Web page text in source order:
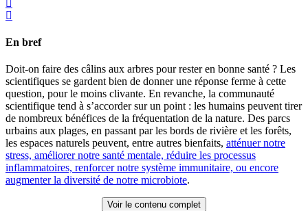
En bref
Doit-on faire des câlins aux arbres pour rester en bonne santé ? Les
scientifiques se gardent bien de donner une réponse ferme à cette
question, pour le moins clivante. En revanche, la communauté
scientifique tend à s’accorder sur un point : les humains peuvent tirer
de nombreux bénéfices de la fréquentation de la nature. Des parcs
urbains aux plages, en passant par les bords de rivière et les forêts,
les espaces naturels peuvent, entre autres bienfaits, atténuer notre
stress, améliorer notre santé mentale, réduire les processus
inflammatoires, renforcer notre système immunitaire, ou encore
augmenter la diversité de notre microbiote.
Voir le contenu complet